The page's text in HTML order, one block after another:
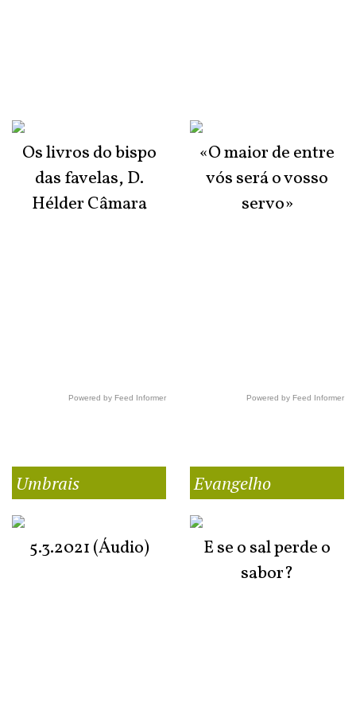
Os livros do bispo
das favelas, D.
Hélder Câmara
Powered by Feed Informer
«O maior de entre
vós será o vosso
servo»
Powered by Feed Informer
Umbrais
5.3.2021 (Áudio)
Evangelho
E se o sal perde o
sabor?